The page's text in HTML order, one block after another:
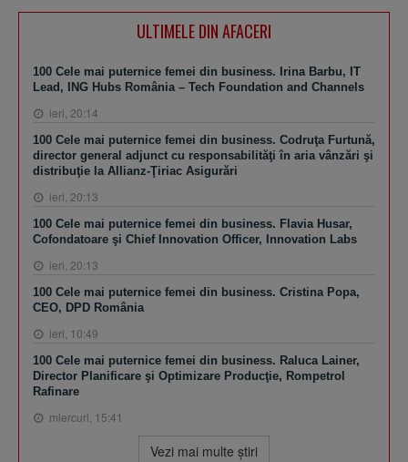
ULTIMELE DIN AFACERI
100 Cele mai puternice femei din business. Irina Barbu, IT
Lead, ING Hubs România – Tech Foundation and Channels
ieri, 20:14
100 Cele mai puternice femei din business. Codruţa Furtună,
director general adjunct cu responsabilităţi în aria vânzări şi
distribuţie la Allianz-Ţiriac Asigurări
ieri, 20:13
100 Cele mai puternice femei din business. Flavia Husar,
Cofondatoare şi Chief Innovation Officer, Innovation Labs
ieri, 20:13
100 Cele mai puternice femei din business. Cristina Popa,
CEO, DPD România
ieri, 10:49
100 Cele mai puternice femei din business. Raluca Lainer,
Director Planificare şi Optimizare Producţie, Rompetrol
Rafinare
miercuri, 15:41
Vezi mai multe ştiri